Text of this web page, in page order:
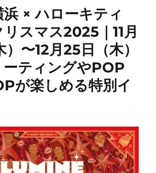
× ハローキティ
スマス2025｜11月
〜12月25日（木）
ーティングやPOP
が楽しめる特別イ